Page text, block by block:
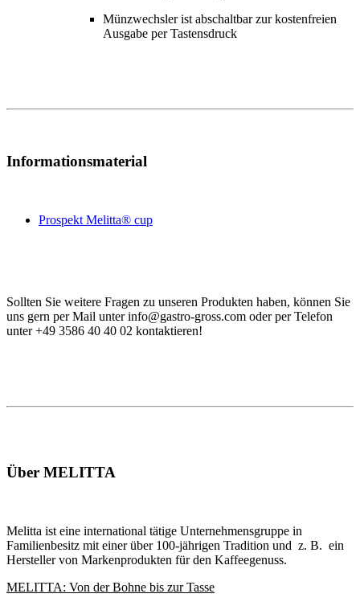
Münzwechsler ist abschaltbar zur kostenfreien
Ausgabe per Tastensdruck
Informationsmaterial
Prospekt Melitta® cup
Sollten Sie weitere Fragen zu unseren Produkten haben, können Sie
uns gern per Mail unter info@gastro-gross.com oder per Telefon
unter +49 3586 40 40 02 kontaktieren!
Über MELITTA
Melitta ist eine international tätige Unternehmensgruppe in
Familienbesitz mit einer über 100-jährigen Tradition und z. B. ein
Hersteller von Markenprodukten für den Kaffeegenuss.
MELITTA: Von der Bohne bis zur Tasse